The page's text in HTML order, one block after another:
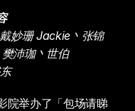
妙珊 Jackie丶张锦
沛珈丶世伯
院举办了「包场请睇